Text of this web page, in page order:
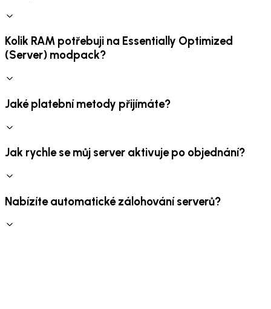
Kolik RAM potřebuji na Essentially Optimized
(Server) modpack?
Jaké platební metody přijímáte?
Jak rychle se můj server aktivuje po objednání?
Nabízíte automatické zálohování serverů?